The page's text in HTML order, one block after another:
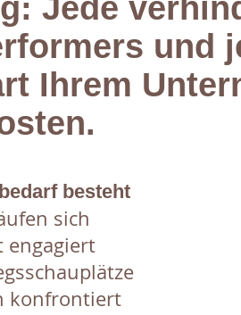
Jede
und
Ihrem
besteht
sich
engagiert
konfrontiert